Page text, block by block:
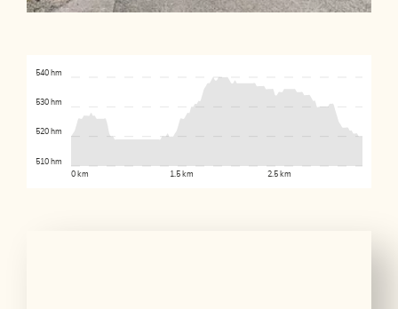
0 km 1.5 km 2.5 km
510 hm
520 hm
530 hm
540 hm